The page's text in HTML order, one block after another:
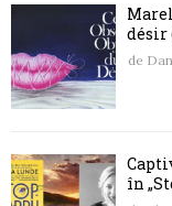
désir
de
în